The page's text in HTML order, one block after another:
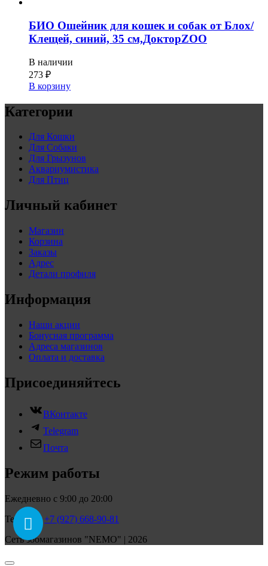
БИО Ошейник для кошек и собак от Блох/
Клещей, синий, 35 см,ДокторZOO
В наличии
273 ₽
В корзину
Категории
Для Кошки
Для Собаки
Для Грызунов
Аквариумистика
Для Птиц
Личный кабинет
Магазин
Корзина
Заказы
Адрес
Детали профиля
Информация
Наши акции
Бонусная программа
Адреса магазинов
Оплата и доставка
Присоединяйтесь
ВКонтакте
Telegram
Почта
Режим работы
Ежедневно с 9:00 до 20:00
Телефон:+7 (927) 668-90-81
Сеть зоомагазинов "NEMO" | 2026